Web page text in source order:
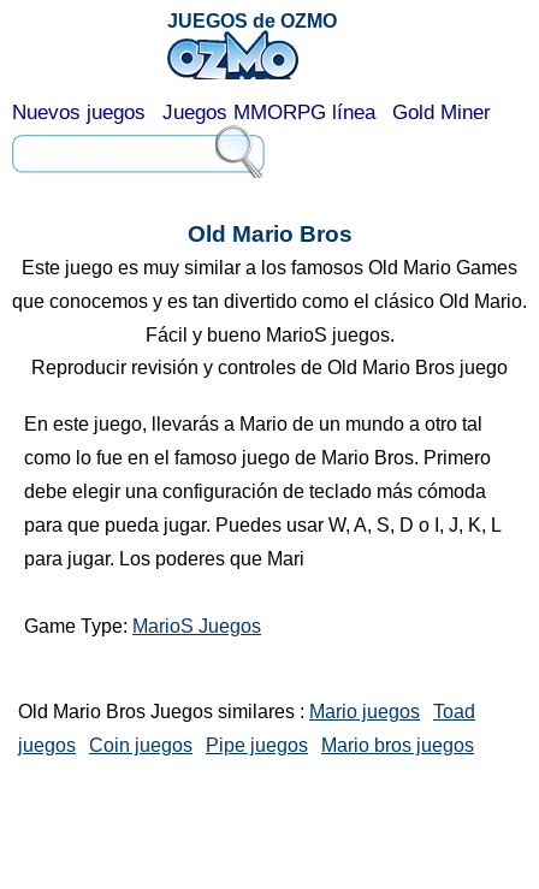
Old Mario Bros
Este juego es muy similar a los famosos Old Mario Games
que conocemos y es tan divertido como el clásico Old Mario.
Fácil y bueno MarioS juegos.
Reproducir revisión y controles de Old Mario Bros juego
En este juego, llevarás a Mario de un mundo a otro tal
como lo fue en el famoso juego de Mario Bros. Primero
debe elegir una configuración de teclado más cómoda
para que pueda jugar. Puedes usar W, A, S, D o I, J, K, L
para jugar. Los poderes que Mari
Game Type: MarioS Juegos
Old Mario Bros Juegos similares : Mario juegos
Toad
juegos
Coin juegos Pipe juegos Mario bros juegos
JUEGOS de OZMO
Nuevos juegos Juegos MMORPG línea Gold Miner